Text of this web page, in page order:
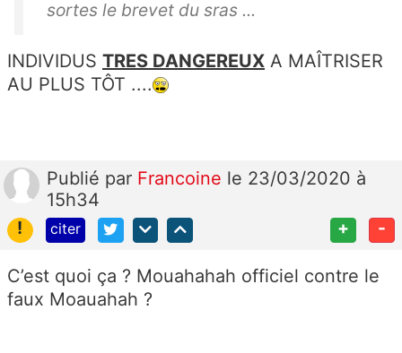
sortes le brevet du sras ...
INDIVIDUS TRES DANGEREUX A MAÎTRISER
AU PLUS TÔT ....
Publié par Francoine le 23/03/2020 à
15h34
!
citer + -
C’est quoi ça ? Mouahahah officiel contre le
faux Moauahah ?